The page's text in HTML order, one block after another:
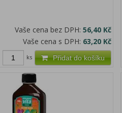
Vaše cena bez DPH:56,40 Kč
Vaše cena s DPH: 63,20 Kč
Přidat do košíku
ks